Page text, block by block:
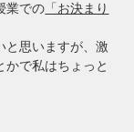
業での 「お決まり
と思いますが、激
で私はちょっと